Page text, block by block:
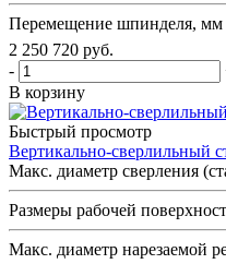
Перемещение шпинделя, мм
2 250 720 руб.
-
В корзину
Быстрый просмотр
Вертикально-сверлильный
Макс. диаметр сверления
Размеры рабочей
Макс. диаметр нарезаемой